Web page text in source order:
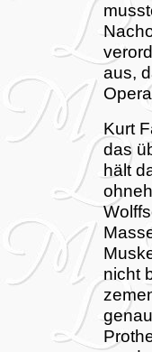
aus,
Kurt
das
hält
nicht